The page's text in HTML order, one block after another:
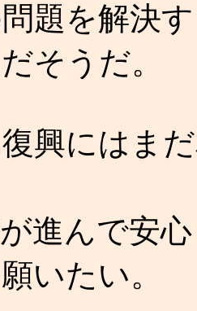
題を解決
そうだ。
興にはま
進んで安
いたい。